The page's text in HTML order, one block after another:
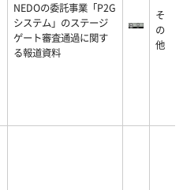
NEDOの委託事業「P2G
システム」のステージ
ゲート審査通過に関す
る報道資料
そ
の
他